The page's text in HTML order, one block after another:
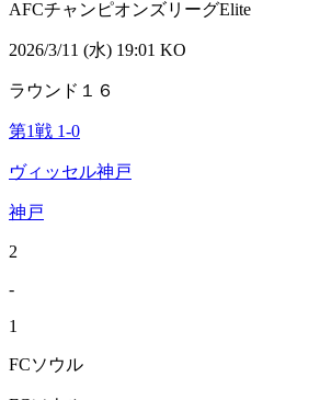
AFCチャンピオンズリーグElite
2026/3/11 (水) 19:01 KO
ラウンド１６
第1戦 1-0
ヴィッセル神戸
神戸
2
-
1
FCソウル